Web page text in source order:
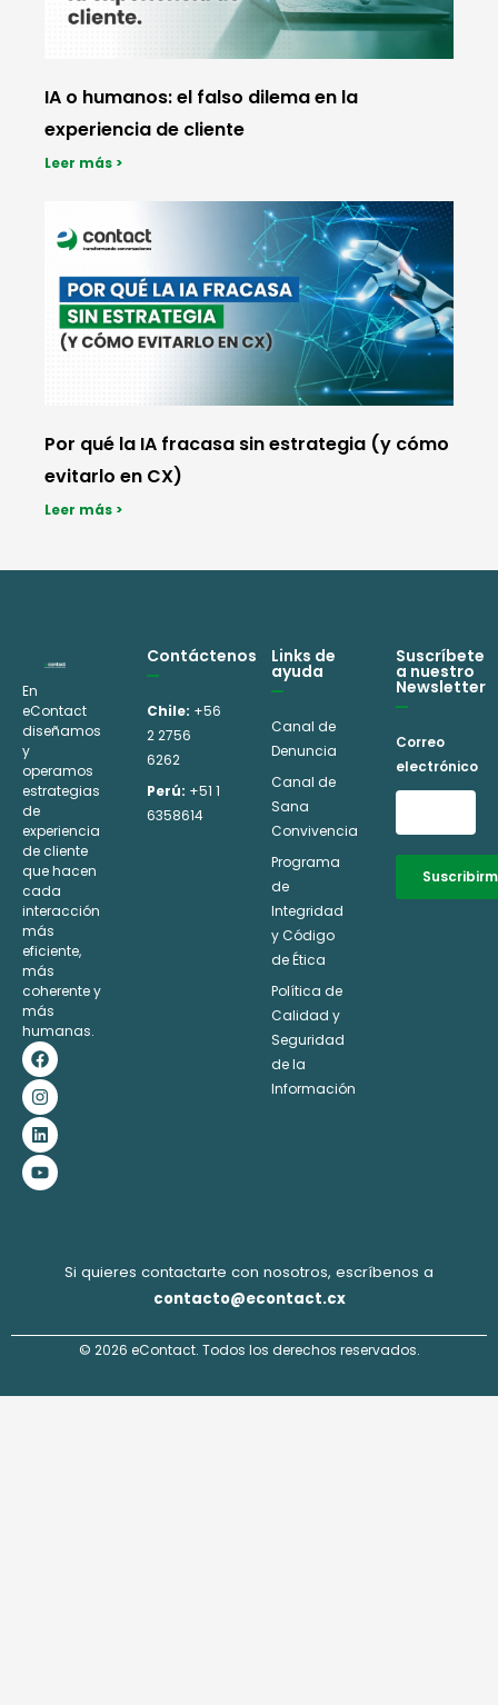
IA o humanos: el falso dilema en la
experiencia de cliente
Leer más >
Por qué la IA fracasa sin estrategia (y cómo
evitarlo en CX)
Leer más >
En
eContact
diseñamos
y
operamos
estrategias
de
experiencia
de cliente
que hacen
cada
interacción
más
eficiente,
más
coherente y
más
humanas.
F
a
c
e
b
o
o
k
I
n
s
t
a
g
r
a
m
L
i
n
k
e
d
i
n
Y
o
u
t
u
b
e
Contáctenos
Chile: +56
2 2756
6262
Perú: +51 1
6358614
Links de
ayuda
Canal de
Denuncia
Canal de
Sana
Convivencia
Programa
de
Integridad
y Código
de Ética
Política de
Calidad y
Seguridad
de la
Información
Suscríbete
a nuestro
Newsletter
Correo
electrónico
Si quieres contactarte con nosotros, escríbenos a
contacto@econtact.cx
© 2026 eContact. Todos los derechos reservados.